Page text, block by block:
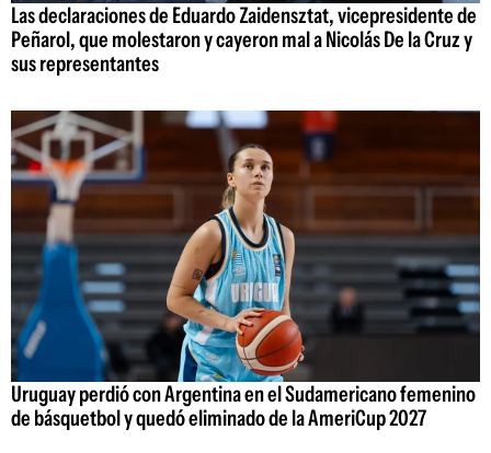
Las declaraciones de Eduardo Zaidensztat, vicepresidente de
Peñarol, que molestaron y cayeron mal a Nicolás De la Cruz y
sus representantes
Uruguay perdió con Argentina en el Sudamericano femenino
de básquetbol y quedó eliminado de la AmeriCup 2027